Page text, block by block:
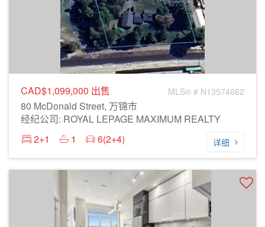
CAD$1,099,000 出售 MLS® # N13574662
80 McDonald Street, 万锦市
经纪公司: ROYAL LEPAGE MAXIMUM REALTY
2+1
1 6(2+4) 详细